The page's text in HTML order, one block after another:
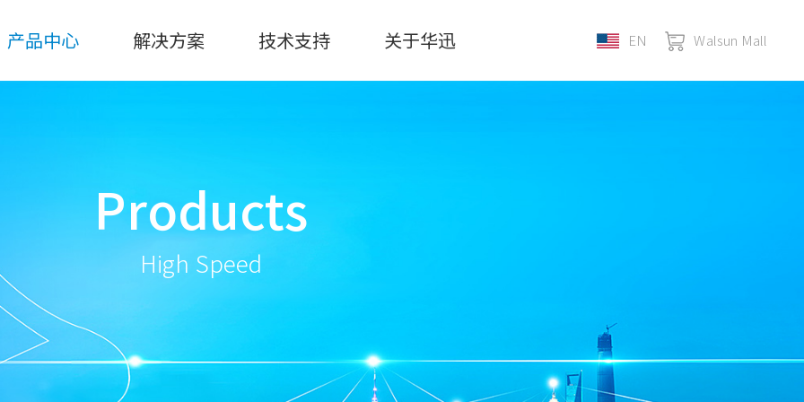
产品中心 解决方案 技术支持 关于华迅 EN Walsun Mall
Products
High Speed